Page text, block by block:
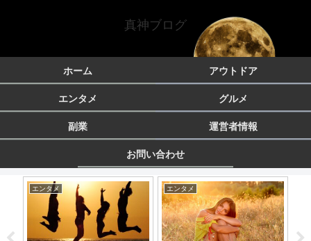
真神ブログ
ホーム アウトドア
エンタメ グルメ
副業 運営者情報
お問い合わせ
エンタメ エンタメ